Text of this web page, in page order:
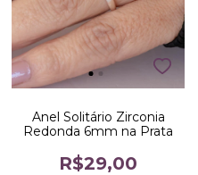
Anel Solitário Zirconia
Redonda 6mm na Prata
R$29,00